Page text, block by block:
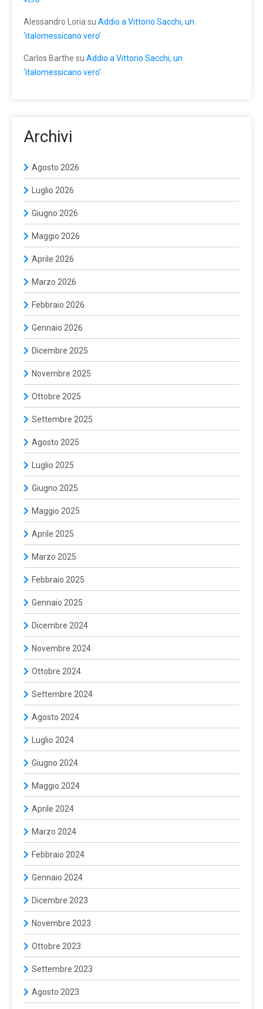
Alessandro Loria su Addio a Vittorio Sacchi, un
‘italomessicano vero’
Carlos Barthe su Addio a Vittorio Sacchi, un
‘italomessicano vero’
Archivi
Agosto 2026
Luglio 2026
Giugno 2026
Maggio 2026
Aprile 2026
Marzo 2026
Febbraio 2026
Gennaio 2026
Dicembre 2025
Novembre 2025
Ottobre 2025
Settembre 2025
Agosto 2025
Luglio 2025
Giugno 2025
Maggio 2025
Aprile 2025
Marzo 2025
Febbraio 2025
Gennaio 2025
Dicembre 2024
Novembre 2024
Ottobre 2024
Settembre 2024
Agosto 2024
Luglio 2024
Giugno 2024
Maggio 2024
Aprile 2024
Marzo 2024
Febbraio 2024
Gennaio 2024
Dicembre 2023
Novembre 2023
Ottobre 2023
Settembre 2023
Agosto 2023